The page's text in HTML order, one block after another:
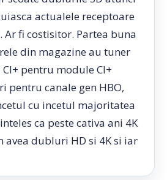
actualele receptoare
Ar fi costisitor. Partea buna
din magazine au tuner
pentru module CI+
pentru canale gen HBO,
cu incetul majoritatea
ca peste cativa ani 4K
avea dubluri HD si 4K si iar